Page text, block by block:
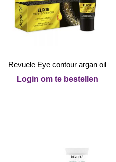
Revuele Eye contour argan oil
Login om te bestellen